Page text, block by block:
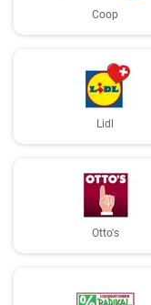
Coop
Lidl
Otto's